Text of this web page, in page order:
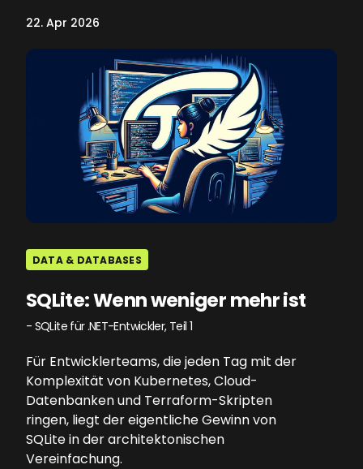
22. Apr 2026
DATA & DATABASES
SQLite: Wenn weniger mehr ist
- SQLite für .NET-Entwickler, Teil 1
Für Entwicklerteams, die jeden Tag mit der
Komplexität von Kubernetes, Cloud-
Datenbanken und Terraform-Skripten
ringen, liegt der eigentliche Gewinn von
SQLite in der architektonischen
Vereinfachung.